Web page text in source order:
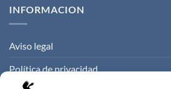
INFORMACION
Aviso legal
Política de privacidad